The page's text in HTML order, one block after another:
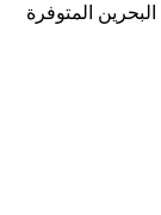
المتوفرة